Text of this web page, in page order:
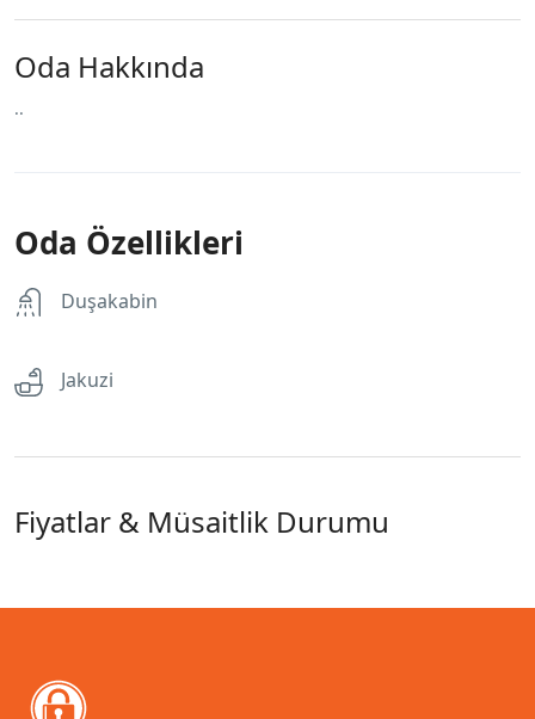
Oda Hakkında
..
Oda Özellikleri
Duşakabin
Jakuzi
Fiyatlar & Müsaitlik Durumu